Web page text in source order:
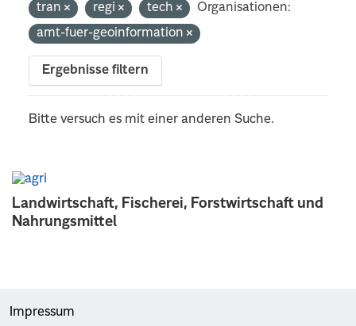
Landwirtschaft, Fischerei, Forstwirtschaft und
Nahrungsmittel
tran
regi tech
Organisationen:
amt-fuer-geoinformation
Ergebnisse filtern
Bitte versuch es mit einer anderen Suche.
Impressum